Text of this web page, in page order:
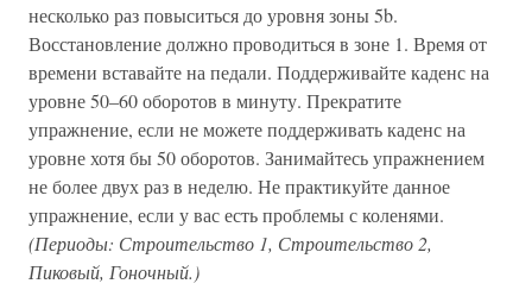
несколько раз повыситься до уровня зоны 5b.
Восстановление должно проводиться в зоне 1. Время от
времени вставайте на педали. Поддерживайте каденс на
уровне 50–60 оборотов в минуту. Прекратите
упражнение, если не можете поддерживать каденс на
уровне хотя бы 50 оборотов. Занимайтесь упражнением
не более двух раз в неделю. Не практикуйте данное
упражнение, если у вас есть проблемы с коленями.
(Периоды: Строительство 1, Строительство 2,
Пиковый, Гоночный.)